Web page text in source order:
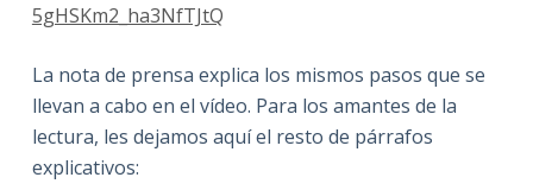
5gHSKm2_ha3NfTJtQ
La nota de prensa explica los mismos pasos que se
llevan a cabo en el vídeo. Para los amantes de la
lectura, les dejamos aquí el resto de párrafos
explicativos: